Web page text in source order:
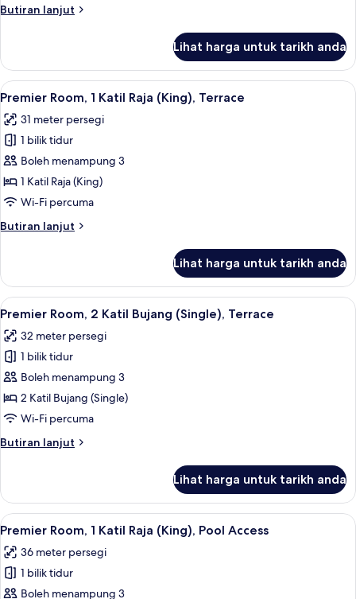
Bujang
Butiran lanjut
Butiran
Room,
Katil
(Single)
Lihat harga untuk tarikh anda
Lihat
semua
foto
untuk
Premier
Room,
1
Raja
Gebar bulu kapas, peti besi dalam
7
Premier Room, 1 Katil Raja (King), Terrace
31 meter persegi
1 bilik tidur
Boleh menampung 3
1 Katil Raja (King)
Wi-Fi percuma
Butiran lanjut
Butiran
Room,
Katil
(King),
Terrace
Lihat harga untuk tarikh anda
Lihat
semua
foto
untuk
Premier
Room,
2
Bujang
Premier Room, 2 Katil Bujang
6
Premier Room, 2 Katil Bujang (Single), Terrace
32 meter persegi
1 bilik tidur
Boleh menampung 3
2 Katil Bujang (Single)
Wi-Fi percuma
Butiran lanjut
Butiran
Room,
Katil
(Single),
Terrace
Lihat harga untuk tarikh anda
Lihat
semua
foto
untuk
Premier
Premier Room, 1 Katil Raja (King),
7
Premier Room, 1 Katil Raja (King), Pool Access
36 meter persegi
1 bilik tidur
Boleh menampung 3